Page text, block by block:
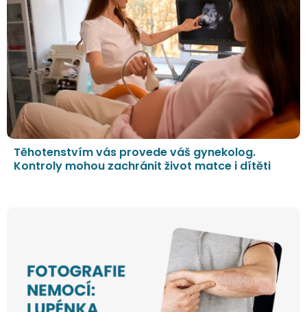
Těhotenstvím vás provede váš gynekolog.
Kontroly mohou zachránit život matce i dítěti